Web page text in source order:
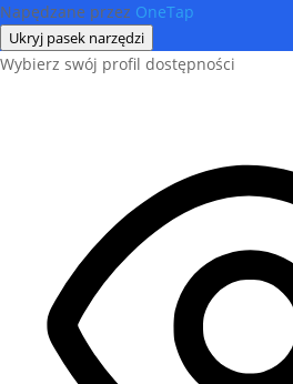
Napędzane przez OneTap
Ukryj pasek narzędzi
Wybierz swój profil dostępności